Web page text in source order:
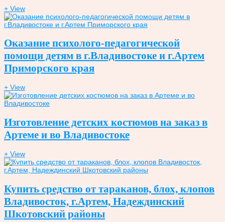
+ View
Оказание психолого-педагогической
помощи детям в г.Владивостоке и г.Артем
Приморского края
+ View
Изготовление детских костюмов на заказ в
Артеме и во Владивостоке
+ View
Купить средство от тараканов, блох, клопов
Владивосток, г.Артем, Надеждинский
Шкотовский районы